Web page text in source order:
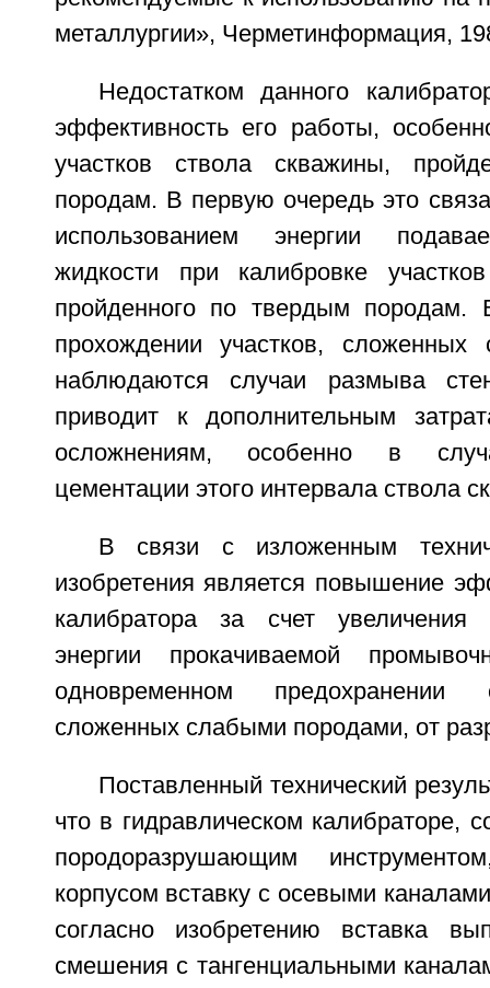
металлургии», Черметинформация,
Недостатком данного
эффективность его работы,
участков ствола скважины,
породам. В первую очередь это
использованием энергии
жидкости при калибровке
пройденного по твердым
прохождении участков,
наблюдаются случаи размыва
приводит к дополнительным
осложнениям, особенно в
цементации этого интервала ствола
В связи с изложенным
изобретения является повышение
калибратора за счет увеличения
энергии прокачиваемой
одновременном предохранении
сложенных слабыми породами, от
Поставленный технический
что в гидравлическом калибраторе,
породоразрушающим
корпусом вставку с осевыми
согласно изобретению вставка
смешения с тангенциальными